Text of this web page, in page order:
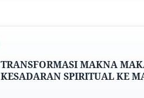
TRANSFORMASI MAKNA
KESADARAN SPIRITUAL KE